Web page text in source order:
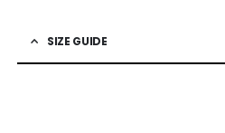
SIZE GUIDE